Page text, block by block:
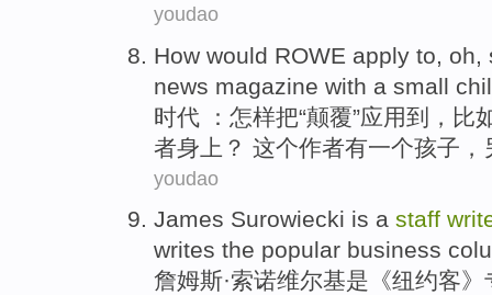
youdao
How would ROWE apply to, oh,
news magazine with a small
时代 ： 怎样把“颠覆”应用到， 比
者身上？ 这个作者有一个孩子
youdao
James Surowiecki is a staff
writes the popular business
詹姆斯·索诺维尔基是 《纽约客》